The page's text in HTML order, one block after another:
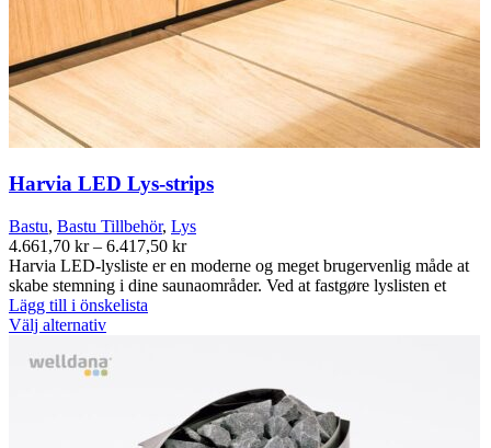
Harvia LED Lys-strips
Bastu, Bastu Tillbehör, Lys
4.661,70 kr – 6.417,50 krPrisintervall:
4.661,70 kr
till
Harvia LED-lysliste er en moderne og meget brugervenlig måde at
skabe stemning i dine saunaområder. Ved at fastgøre lyslisten et
Lägg till i önskelista
Välj alternativDen
produkten
har